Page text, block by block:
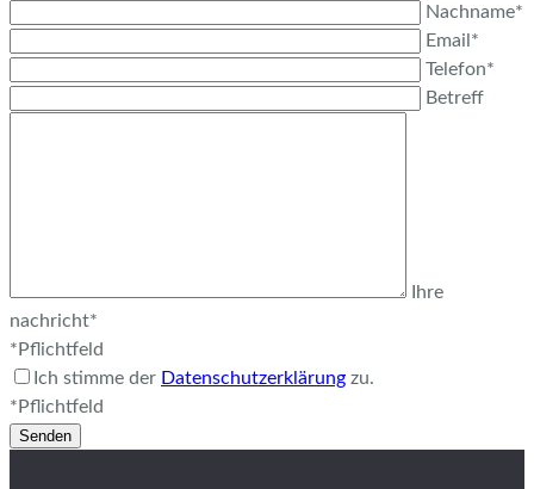
Nachname*
Email*
Telefon*
Betreff
Ihre
nachricht*
*Pflichtfeld
Ich stimme der Datenschutzerklärung zu.
*Pflichtfeld